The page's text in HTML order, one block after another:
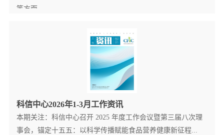
等方面...
科信中心2026年1-3月工作资讯
本期关注：科信中心召开 2025 年度工作会议暨第三届八次理
事会，锚定十五五：以科学传播赋能食品营养健康新征程...